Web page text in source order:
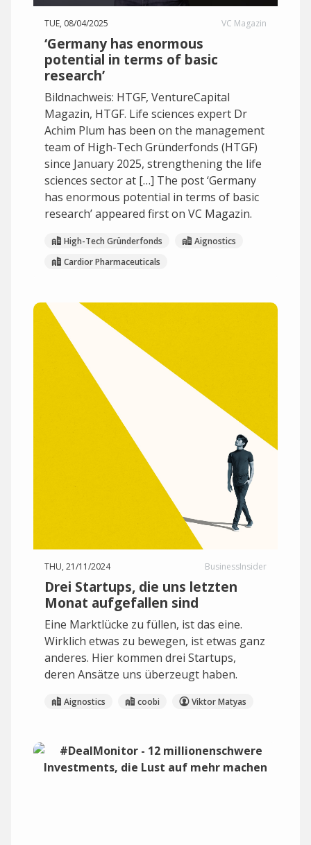
TUE, 08/04/2025 VC Magazin
‘Germany has enormous
potential in terms of basic
research’
Bildnachweis: HTGF, VentureCapital
Magazin, HTGF. Life sciences expert Dr
Achim Plum has been on the management
team of High-Tech Gründerfonds (HTGF)
since January 2025, strengthening the life
sciences sector at […] The post ‘Germany
has enormous potential in terms of basic
research’ appeared first on VC Magazin.
High-Tech Gründerfonds
Aignostics
Cardior Pharmaceuticals
THU, 21/11/2024 BusinessInsider
Drei Startups, die uns letzten
Monat aufgefallen sind
Eine Marktlücke zu füllen, ist das eine.
Wirklich etwas zu bewegen, ist etwas ganz
anderes. Hier kommen drei Startups,
deren Ansätze uns überzeugt haben.
Aignostics coobi Viktor Matyas